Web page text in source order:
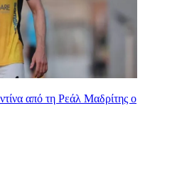
από τη Ρεάλ Μαδρίτης ο